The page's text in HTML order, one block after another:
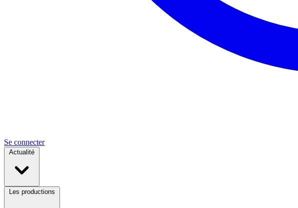
Se connecter
Actualité
Les productions